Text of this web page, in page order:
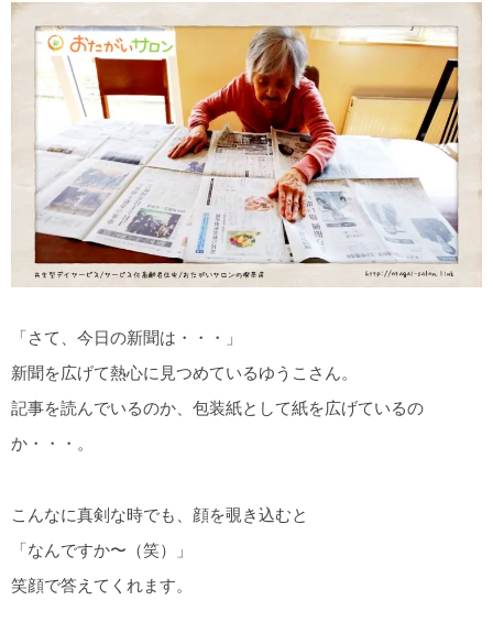
「さて、今日の新聞は・・・」
新聞を広げて熱心に見つめているゆうこさん。
記事を読んでいるのか、包装紙として紙を広げているの
か・・・。
こんなに真剣な時でも、顔を覗き込むと
「なんですか〜（笑）」
笑顔で答えてくれます。